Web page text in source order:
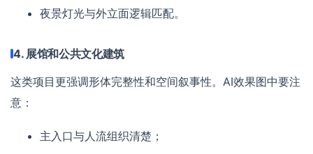
夜景灯光与外立面逻辑匹配。
4. 展馆和公共文化建筑
这类项目更强调形体完整性和空间叙事性。AI效果图中要注
意：
主入口与人流组织清楚；